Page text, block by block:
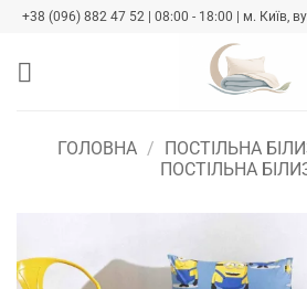
Skip
content
+38 (096) 882 47 52 | 08:00 - 18:00 | м. Київ,
ГОЛОВНА / ПОСТІЛЬНА
ПОСТІЛЬНА